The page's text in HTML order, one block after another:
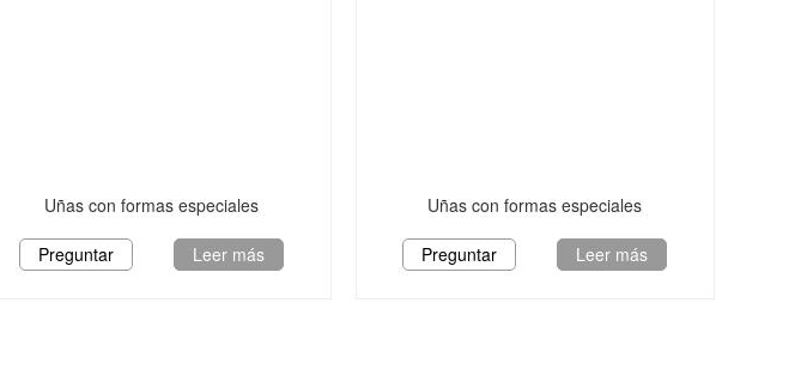
Uñas con formas especiales
Preguntar Leer más
Uñas con formas especiales
Preguntar Leer más